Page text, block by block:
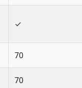
✓
70
70